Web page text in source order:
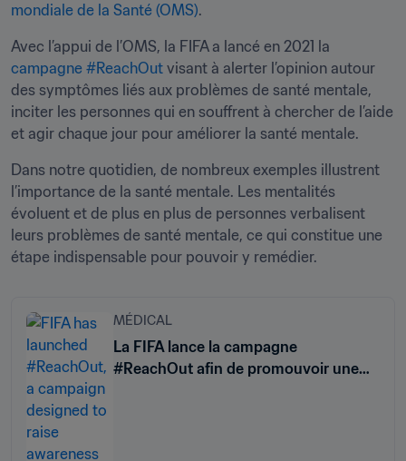
mondiale de la Santé (OMS).
campagne #ReachOut visant à alerter l’opinion autour
des symptômes liés aux problèmes de santé mentale,
inciter les personnes qui en souffrent à chercher de l’aide
et agir chaque jour pour améliorer la santé mentale.
Dans notre quotidien, de nombreux exemples illustrent
l’importance de la santé mentale. Les mentalités
évoluent et de plus en plus de personnes verbalisent
leurs problèmes de santé mentale, ce qui constitue une
étape indispensable pour pouvoir y remédier.
MÉDICAL
La FIFA lance la campagne
#ReachOut afin de promouvoir une